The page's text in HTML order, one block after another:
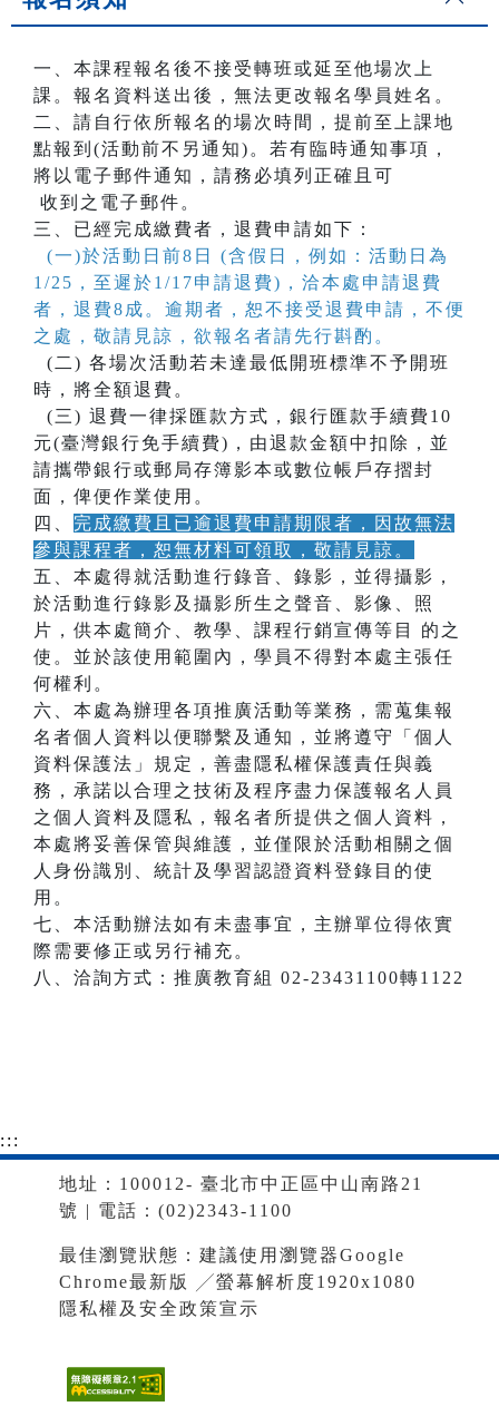
一、本課程報名後不接受轉班或延至他場次上
課。報名資料送出後，無法更改報名學員姓名。
二、請自行依所報名的場次時間，提前至上課地
點報到(活動前不另通知)。若有臨時通知事項，
將以電子郵件通知，請務必填列正確且可
收到之電子郵件。
三、已經完成繳費者，退費申請如下：
(一)於活動日前8日 (含假日，例如：活動日為
1/25，至遲於1/17申請退費)，洽本處申請退費
者，退費8成。逾期者，恕不接受退費申請，不便
之處，敬請見諒，欲報名者請先行斟酌。
(二) 各場次活動若未達最低開班標準不予開班
時，將全額退費。
(三) 退費一律採匯款方式，銀行匯款手續費10
元(臺灣銀行免手續費)，由退款金額中扣除，並
請攜帶銀行或郵局存簿影本或數位帳戶存摺封
面，俾便作業使用。
四、 完成繳費且已逾退費申請期限者，因故無法
參與課程者，恕無材料可領取，敬請見諒。
五、本處得就活動進行錄音、錄影，並得攝影，
於活動進行錄影及攝影所生之聲音、影像、照
片，供本處簡介、教學、課程行銷宣傳等目 的之
使。並於該使用範圍內，學員不得對本處主張任
何權利。
六、本處為辦理各項推廣活動等業務，需蒐集報
名者個人資料以便聯繫及通知，並將遵守「個人
資料保護法」規定，善盡隱私權保護責任與義
務，承諾以合理之技術及程序盡力保護報名人員
之個人資料及隱私，報名者所提供之個人資料，
本處將妥善保管與維護，並僅限於活動相關之個
人身份識別、統計及學習認證資料登錄目的使
用。
七、本活動辦法如有未盡事宜，主辦單位得依實
際需要修正或另行補充。
八、洽詢方式：推廣教育組 02-23431100轉1122
:::
地址：100012- 臺北市中正區中山南路21
號 | 電話：(02)2343-1100
最佳瀏覽狀態：建議使用瀏覽器Google
Chrome最新版 ╱螢幕解析度1920x1080
隱私權及安全政策宣示